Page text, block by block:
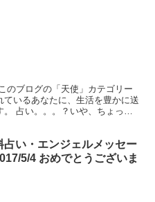
のブログの「天使」カテゴリー
いるあなたに、生活を豊かに送
占い。。。？いや、ちょっと
占い・エンジェルメッセー
5/4 おめでとうございま